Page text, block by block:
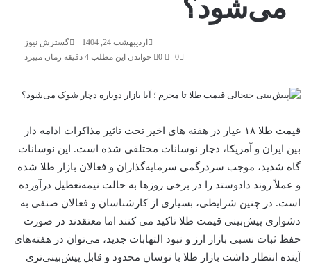
می‌شود؟
گسترش نیوز
اردیبهشت 24, 1404
0
خواندن این مطلب 4 دقیقه زمان میبرد
قیمت طلا ۱۸ عیار در هفته های اخیر تحت تاثیر مذاکرات ادامه دار
بین ایران و آمریکا، دچار نوسانات مختلفی شده است. این نوسانات
گاه شدید، موجب سردرگمی سرمایه‌گذاران و فعالان بازار طلا شده
و عملاً روند دادوستد را در برخی روزها به حالت نیمه‌تعطیل درآورده
است. در چنین شرایطی، بسیاری از کارشناسان و فعالان صنفی به
دشواری پیش‌بینی قیمت طلا تاکید می کنند اما معتقدند در صورت
حفظ ثبات نسبی بازار ارز و نبود التهابات جدید، می‌توان در هفته‌های
آینده انتظار داشت بازار طلا با نوسان محدود و قابل پیش‌بینی‌تری